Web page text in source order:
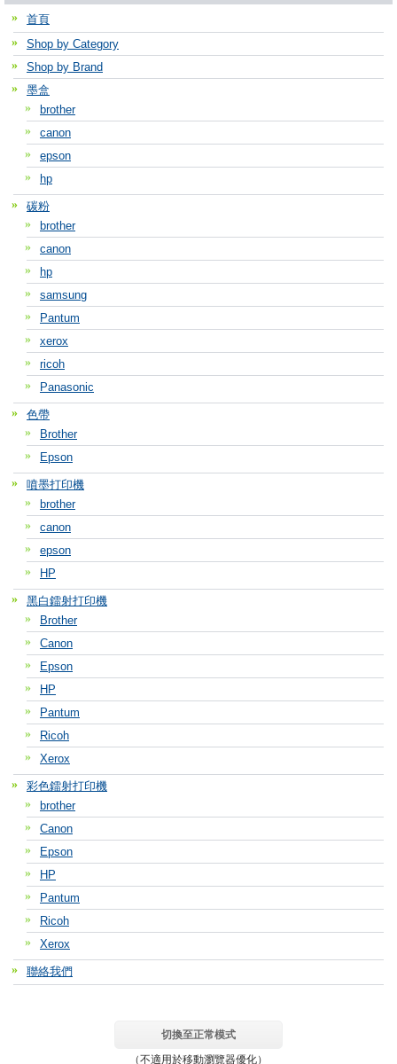
首頁
Shop by Category
Shop by Brand
墨盒
brother
canon
epson
hp
碳粉
brother
canon
hp
samsung
Pantum
xerox
ricoh
Panasonic
色帶
Brother
Epson
噴墨打印機
brother
canon
epson
HP
黑白鐳射打印機
Brother
Canon
Epson
HP
Pantum
Ricoh
Xerox
彩色鐳射打印機
brother
Canon
Epson
HP
Pantum
Ricoh
Xerox
聯絡我們
切換至正常模式
（不適用於移動瀏覽器優化）